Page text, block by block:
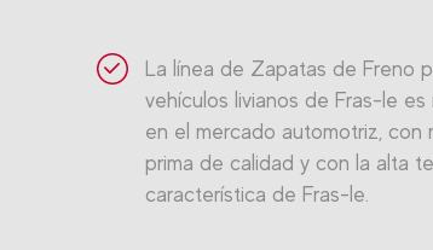
La línea de Zapatas de Freno
vehículos livianos de Fras-le es
en el mercado automotriz, con
prima de calidad y con la alta
característica de Fras-le.